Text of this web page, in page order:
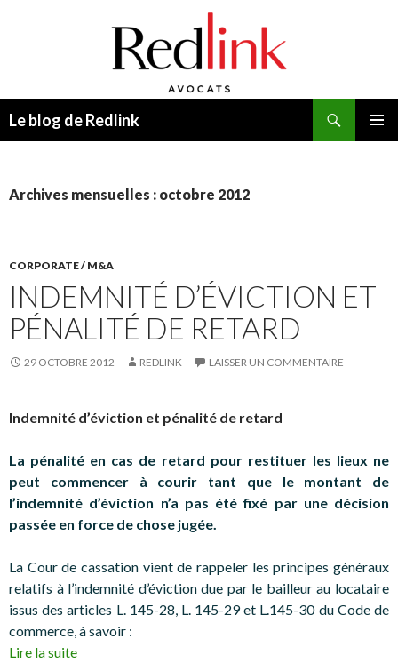
Le blog de Redlink
Archives mensuelles : octobre 2012
CORPORATE / M&A
INDEMNITÉ D’ÉVICTION ET
PÉNALITÉ DE RETARD
29 OCTOBRE 2012 REDLINK LAISSER UN COMMENTAIRE
Indemnité d’éviction et pénalité de retard
La pénalité en cas de retard pour restituer les lieux ne
peut commencer à courir tant que le montant de
l’indemnité d’éviction n’a pas été fixé par une décision
passée en force de chose jugée.
La Cour de cassation vient de rappeler les principes généraux
relatifs à l’indemnité d’éviction due par le bailleur au locataire
issus des articles L. 145-28, L. 145-29 et L.145-30 du Code de
commerce, à savoir :
Lire la suite